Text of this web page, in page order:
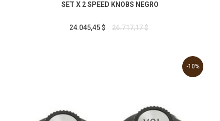
SET X 2 SPEED KNOBS NEGRO
24.045,45 $ 26.717,17 $
-10%